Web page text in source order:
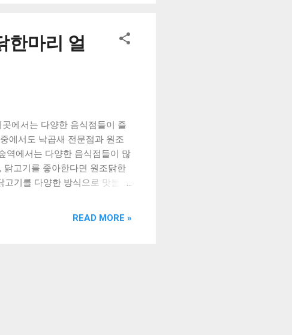
한마리 얼
에서는 다양한 음식점들이 즐
에서도 낙곱새 전문점과 원조
역에서는 다양한 음식점들이 많
닭고기를 좋아한다면 원조닭한
고기를 다양한 방식으로 맛볼 수
양재시민의숲역 맛집에서 먹
시민의숲역 2번 출구에서 도보로
유명한 낙곱새의 전통적인 맛
READ MORE »